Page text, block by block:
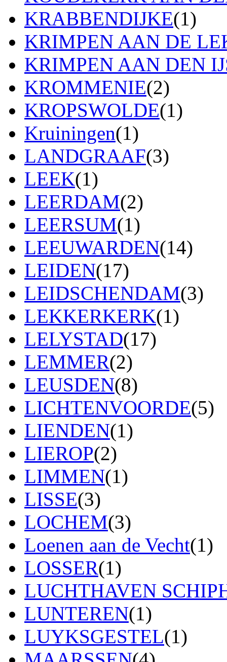
KRABBENDIJKE(1)
KRIMPEN AAN DE
KRIMPEN AAN DEN
KROMMENIE(2)
KROPSWOLDE(1)
Kruiningen(1)
LANDGRAAF(3)
LEEK(1)
LEERDAM(2)
LEERSUM(1)
LEEUWARDEN(14)
LEIDEN(17)
LEIDSCHENDAM(3)
LEKKERKERK(1)
LELYSTAD(17)
LEMMER(2)
LEUSDEN(8)
LICHTENVOORDE(5)
LIENDEN(1)
LIEROP(2)
LIMMEN(1)
LISSE(3)
LOCHEM(3)
Loenen aan de Vecht(1)
LOSSER(1)
LUCHTHAVEN
LUNTEREN(1)
LUYKSGESTEL(1)